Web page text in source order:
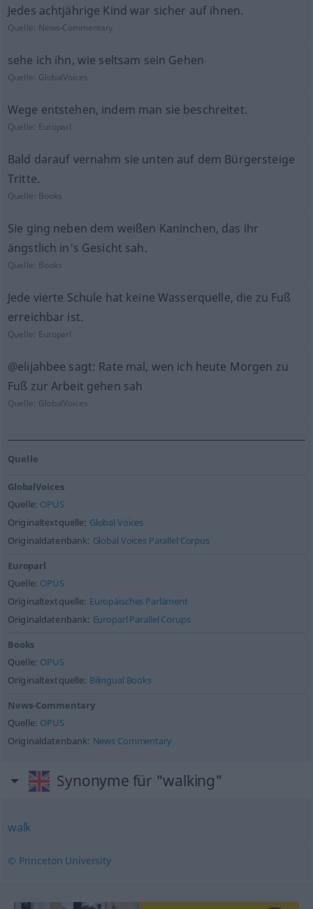
Jedes achtjährige Kind war sicher auf ihnen.
Quelle: News-Commentary
sehe ich ihn, wie seltsam sein Gehen
Quelle: GlobalVoices
Wege entstehen, indem man sie beschreitet.
Quelle: Europarl
Bald darauf vernahm sie unten auf dem Bürgersteige
Tritte.
Quelle: Books
Sie ging neben dem weißen Kaninchen, das ihr
ängstlich in's Gesicht sah.
Quelle: Books
Jede vierte Schule hat keine Wasserquelle, die zu Fuß
erreichbar ist.
Quelle: Europarl
@elijahbee sagt: Rate mal, wen ich heute Morgen zu
Fuß zur Arbeit gehen sah
Quelle: GlobalVoices
Quelle
GlobalVoices
Quelle: OPUS
Originaltextquelle: Global Voices
Originaldatenbank: Global Voices Parallel Corpus
Europarl
Quelle: OPUS
Originaltextquelle: Europäisches Parlament
Originaldatenbank: Europarl Parallel Corups
Books
Quelle: OPUS
Originaltextquelle: Bilingual Books
News-Commentary
Quelle: OPUS
Originaldatenbank: News Commentary
Synonyme für "walking"
walk
© Princeton University